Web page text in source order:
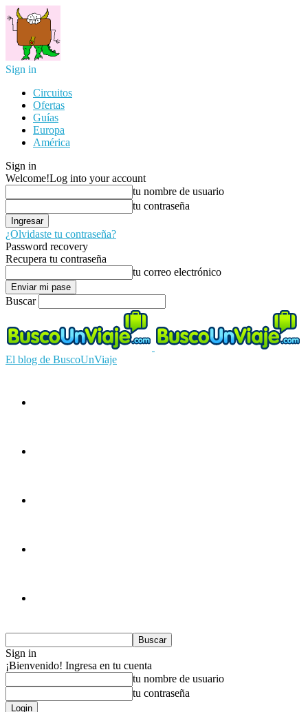
Sign in
Circuitos
Ofertas
Guías
Europa
América
Sign in
Welcome!Log into your account
tu nombre de usuario
tu contraseña
¿Olvidaste tu contraseña?
Password recovery
Recupera tu contraseña
tu correo electrónico
Buscar
El blog de BuscoUnViaje
Sign in
¡Bienvenido! Ingresa en tu cuenta
tu nombre de usuario
tu contraseña